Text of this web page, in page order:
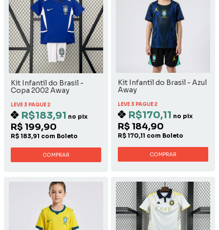
Kit Infantil do Brasil -
Copa 2002 Away
LEVE 3 PAGUE 2
R$183,91 no pix
R$ 199,90
R$ 183,91 com Boleto
COMPRAR
Kit Infantil do Brasil - Azul
Away
LEVE 3 PAGUE 2
R$170,11 no pix
R$ 184,90
R$ 170,11 com Boleto
COMPRAR